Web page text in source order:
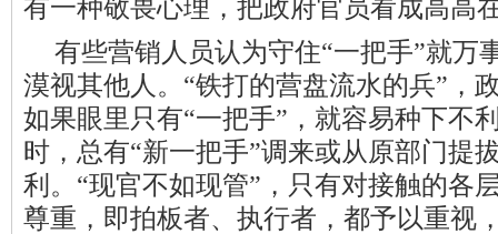
有一种敬畏心理，把政府官员看成高高
有些营销人员认为守住“一把手”就万
漠视其他人。“铁打的营盘流水的兵”，
如果眼里只有“一把手”，就容易种下不
时，总有“新一把手”调来或从原部门提
利。“现官不如现管”，只有对接触的各
尊重，即拍板者、执行者，都予以重视